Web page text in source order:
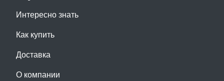
Интересно знать
Как купить
Доставка
О компании